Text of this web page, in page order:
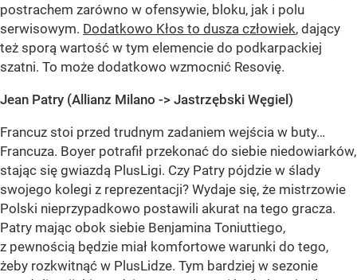
postrachem zarówno w ofensywie, bloku, jak i polu
serwisowym. Dodatkowo Kłos to dusza człowiek, dający
też sporą wartość w tym elemencie do podkarpackiej
szatni. To może dodatkowo wzmocnić Resovię.
Jean Patry (Allianz Milano -> Jastrzębski Węgiel)
Francuz stoi przed trudnym zadaniem wejścia w buty…
Francuza. Boyer potrafił przekonać do siebie niedowiarków,
stając się gwiazdą PlusLigi. Czy Patry pójdzie w ślady
swojego kolegi z reprezentacji? Wydaje się, że mistrzowie
Polski nieprzypadkowo postawili akurat na tego gracza.
Patry mając obok siebie Benjamina Toniuttiego,
z pewnością będzie miał komfortowe warunki do tego,
żeby rozkwitnąć w PlusLidze. Tym bardziej w sezonie